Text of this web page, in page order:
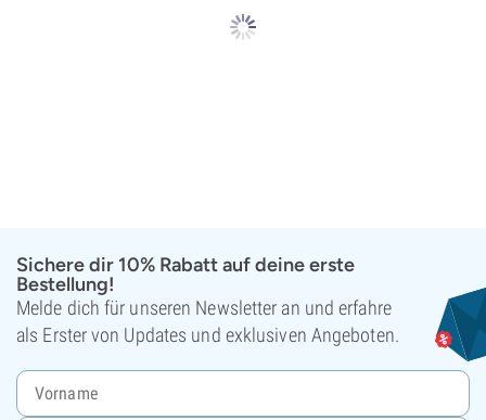
Sichere dir 10% Rabatt auf deine erste
Bestellung!
Melde dich für unseren Newsletter an und erfahre
als Erster von Updates und exklusiven Angeboten.